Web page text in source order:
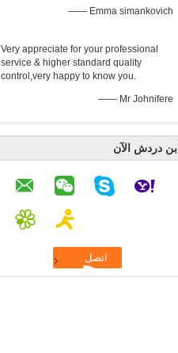
—— Emma simankovich
Very appreciate for your professional
service & higher standard quality
control,very happy to know you.
—— Mr Johnifere
ابن دردش الآن